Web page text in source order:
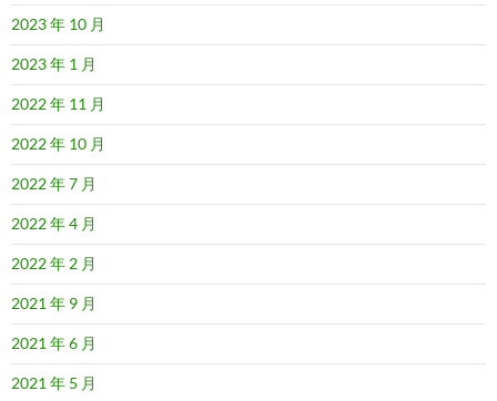
2023 年 10 月
2023 年 1 月
2022 年 11 月
2022 年 10 月
2022 年 7 月
2022 年 4 月
2022 年 2 月
2021 年 9 月
2021 年 6 月
2021 年 5 月